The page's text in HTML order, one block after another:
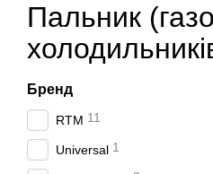
Пальник
Бренд
RTM 11
Universal 1